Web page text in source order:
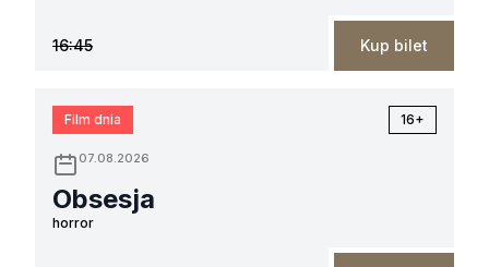
16:45 Kup bilet
Film dnia 16+
07.08.2026
Obsesja
horror